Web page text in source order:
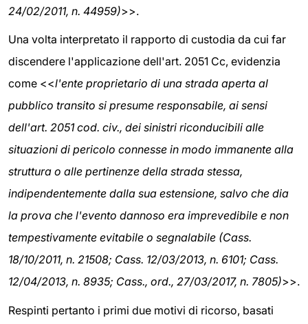
24/02/2011, n. 44959)>>.
Una volta interpretato il rapporto di custodia da cui far
discendere l'applicazione dell'art. 2051 Cc, evidenzia
come <<l'ente proprietario di una strada aperta al
pubblico transito si presume responsabile, ai sensi
dell'art. 2051 cod. civ., dei sinistri riconducibili alle
situazioni di pericolo connesse in modo immanente alla
struttura o alle pertinenze della strada stessa,
indipendentemente dalla sua estensione, salvo che dia
la prova che l'evento dannoso era imprevedibile e non
tempestivamente evitabile o segnalabile (Cass.
18/10/2011, n. 21508; Cass. 12/03/2013, n. 6101; Cass.
12/04/2013, n. 8935; Cass., ord., 27/03/2017, n. 7805)>>.
Respinti pertanto i primi due motivi di ricorso, basati